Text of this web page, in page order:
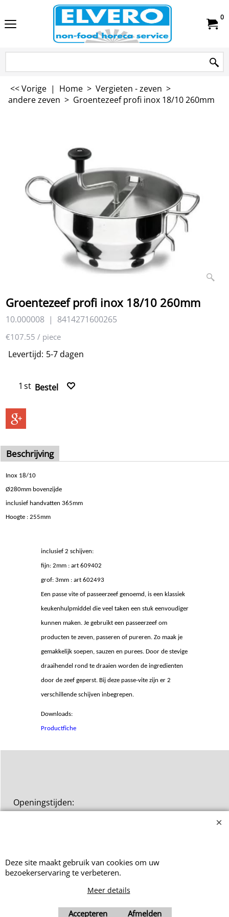
0
<< Vorige | Home > Vergieten - zeven >
andere zeven > Groentezeef profi inox 18/10 260mm
Groentezeef profi inox 18/10 260mm
10.000008 8414271600265
€107.55
€ 130.14 incl BTW
Levertijd: 5-7 dagen
Beschrijving
Inox 18/10
Ø280mm bovenzijde
inclusief 2 schijven:
fijn: 2mm : art 609402
grof: 3mm : art 602493
Een passe vite of passeerzeef genoemd, is een klassiek
keukenhulpmiddel die veel taken een stuk eenvoudiger
kunnen maken. Je gebruikt een passeerzeef om
producten te zeven, passeren of pureren. Zo maak je
gemakkelijk soepen, sauzen en purees. Door de stevige
draaihendel rond te draaien worden de ingredienten
Maandag tot Donderdag: 9hr00-
12hr00 en 13hr00-17hr30
Vrijdag: 9hr00-12hr00
Deze site maakt gebruik van cookies om uw
bezoekerservaring te verbeteren.
Meer details
Accepteren Afmelden